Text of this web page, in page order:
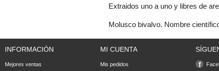
Extraidos uno a uno y libres de
Molusco bivalvo. Nombre
INFORMACIÓN
Mejores ventas
MI CUENTA
Mis pedidos